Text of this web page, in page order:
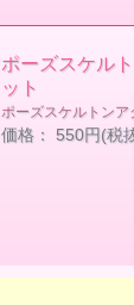
ポーズスケル
ット
ポーズスケルトンア
価格： 550円(税